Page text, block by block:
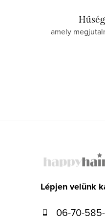
amely
Lépjen velünk
06-70-